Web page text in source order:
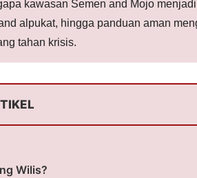
kawasan Semen and Mojo
alpukat, hingga panduan aman
tahan krisis.
Wilis?